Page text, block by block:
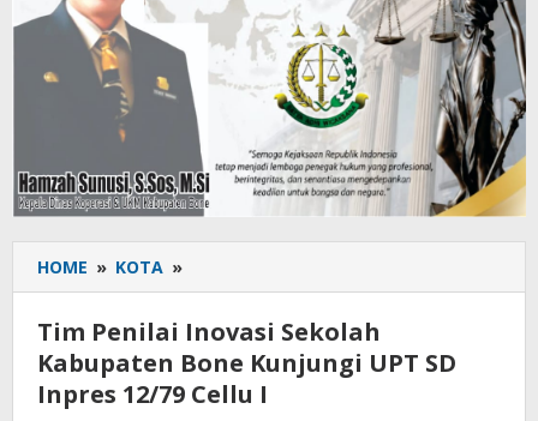
HOME » KOTA »
Penilai
Sekolah
Kabupaten
Bone
Tim Penilai Inovasi Sekolah
Kabupaten Bone Kunjungi UPT SD
Inpres 12/79 Cellu I